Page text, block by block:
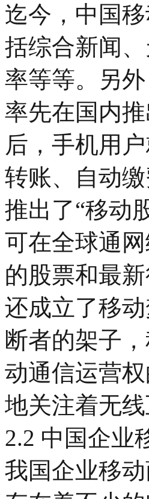
迄今，中国
括综合新闻
率等等。另
率先在国内
后，手机用
转账、自动
推出了“移动
可在全球通
的股票和最
还成立了移
断者的架子
动通信运营
地关注着无
2.2 中国企业
我国企业移